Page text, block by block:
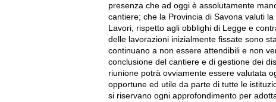
presenza che ad oggi è assolutamente
cantiere; che la Provincia di Savona valuti
Lavori, rispetto agli obblighi di Legge e
delle lavorazioni inizialmente fissate sono
continuano a non essere attendibili e non
conclusione del cantiere e di gestione dei
riunione potrà ovviamente essere valutata
opportune ed utile da parte di tutte le
si riservano ogni approfondimento per